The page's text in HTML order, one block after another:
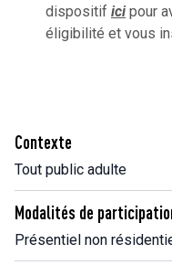
Contexte
Tout public adulte
Modalités de
Présentiel non
dispositif icipour
éligibilité et vous